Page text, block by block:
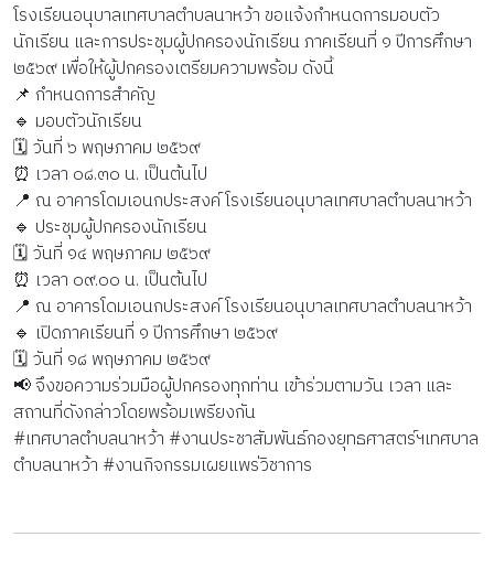
โรงเรียนอนุบาลเทศบาลตำบลนาหว้า ขอแจ้งกำหนดการมอบตัว
นักเรียน และการประชุมผู้ปกครองนักเรียน ภาคเรียนที่ ๑ ปีการศึกษา
๒๕๖๙ เพื่อให้ผู้ปกครองเตรียมความพร้อม ดังนี้
📌 กำหนดการสำคัญ
🔹 มอบตัวนักเรียน
🗓 วันที่ ๖ พฤษภาคม ๒๕๖๙
⏰ เวลา ๐๘.๓๐ น. เป็นต้นไป
📍 ณ อาคารโดมเอนกประสงค์ โรงเรียนอนุบาลเทศบาลตำบลนาหว้า
🔹 ประชุมผู้ปกครองนักเรียน
🗓 วันที่ ๑๔ พฤษภาคม ๒๕๖๙
⏰ เวลา ๐๙.๐๐ น. เป็นต้นไป
📍 ณ อาคารโดมเอนกประสงค์ โรงเรียนอนุบาลเทศบาลตำบลนาหว้า
🔹 เปิดภาคเรียนที่ ๑ ปีการศึกษา ๒๕๖๙
🗓 วันที่ ๑๘ พฤษภาคม ๒๕๖๙
📢 จึงขอความร่วมมือผู้ปกครองทุกท่าน เข้าร่วมตามวัน เวลา และ
สถานที่ดังกล่าวโดยพร้อมเพรียงกัน
#เทศบาลตำบลนาหว้า #งานประชาสัมพันธ์กองยุทธศาสตร์ฯเทศบาล
ตำบลนาหว้า #งานกิจกรรมเผยแพร่วิชาการ